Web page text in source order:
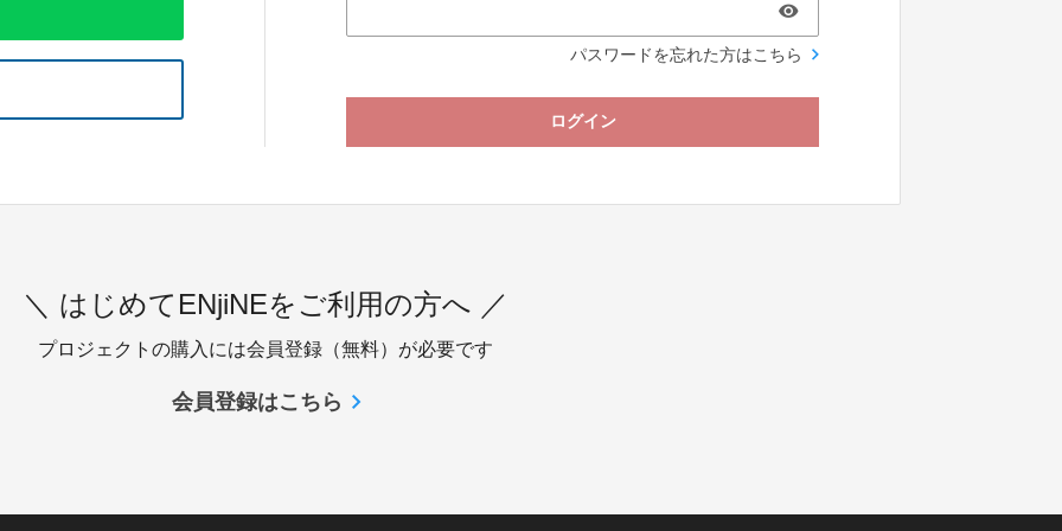
パスワードを忘れた方はこちら
ログイン
＼ はじめてENjiNEをご利用の方へ ／
プロジェクトの購入には会員登録（無料）が必要です
会員登録はこちら